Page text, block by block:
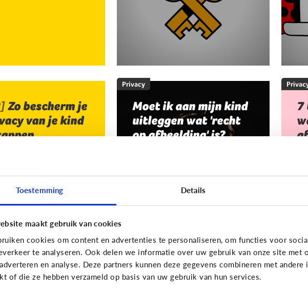
Toestemming Details
maakt gebruik van cookies
cookies om content en advertenties te personaliseren, om functies voor
te analyseren. Ook delen we informatie over uw gebruik van onze site met
en analyse. Deze partners kunnen deze gegevens combineren met
of die ze hebben verzameld op basis van uw gebruik van hun services.
Zo bescherm je
van je kind
Privacy
Moet ik aan mijn kind
uitleggen wat 'recht
op afbeelding' is?
filmpjes waar anderen op staan?
Of deelt jouw kind zomaar alles
van iedereen op Facebook of
7
de smartphone
Privacy
Ongewenste foto van
Privacy